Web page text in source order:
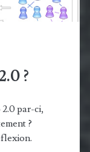
?
par-ci,
?